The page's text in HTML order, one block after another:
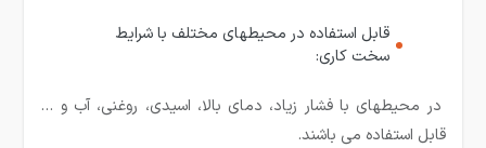
قابل استفاده در محیطهای مختلف با شرایط
سخت کاری:
در محیطهای با فشار زیاد، دمای بالا، اسیدی، روغنی، آب و …
قابل استفاده می باشند.